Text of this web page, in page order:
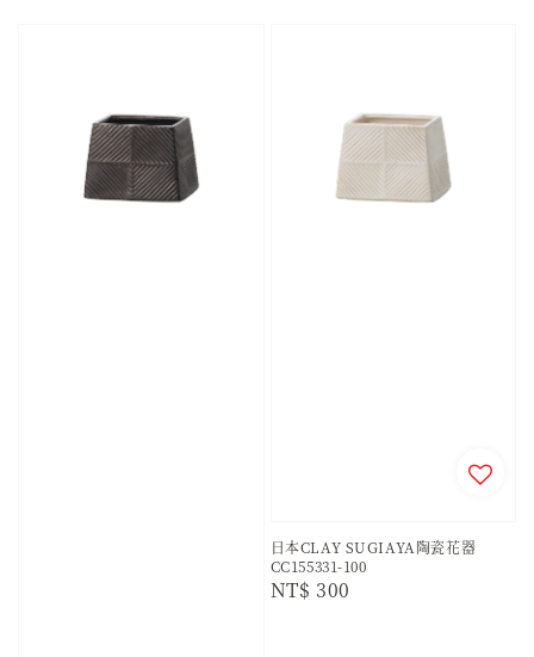
日本CLAY SUGIAYA陶瓷花器
CC155331-100
Regular
NT$ 300